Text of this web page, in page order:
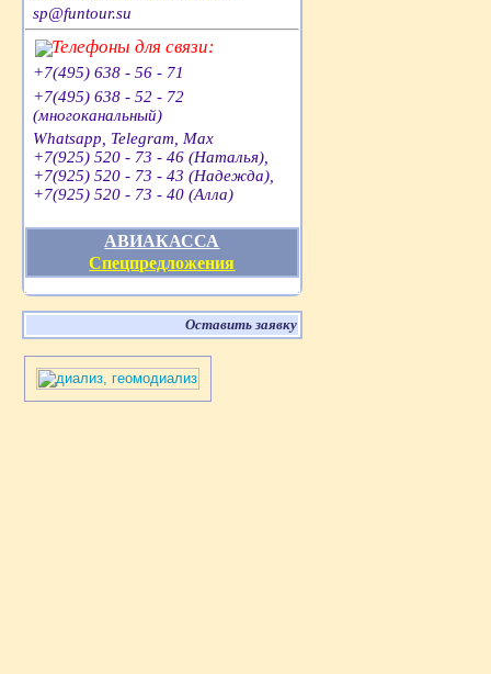
sp@funtour.su
Телефоны для связи:
+7(495) 638 - 56 - 71
+7(495) 638 - 52 - 72
(многоканальный)
Whatsapp, Telegram, Max
+7(925) 520 - 73 - 46 (Наталья),
+7(925) 520 - 73 - 43 (Надежда),
+7(925) 520 - 73 - 40 (Алла)
АВИАКАССА
Спецпредложения
Оставить заявку